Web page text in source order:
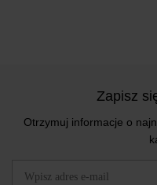
Zapisz
Otrzymuj informacje o